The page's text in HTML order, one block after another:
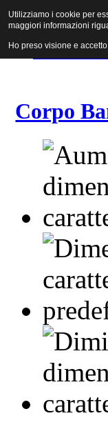
Vai al contenuto
Vai alla
Vai alla prima
Corpo
Utilizziamo i cookie per
maggiori informazioni
Ho preso visione e